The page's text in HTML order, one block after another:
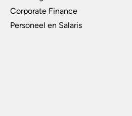
Corporate Finance
Personeel en Salaris